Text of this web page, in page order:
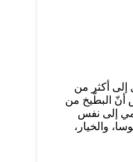
إلى أكثر من
أنّ البطّيخ من
إلى نفس
والخيار،